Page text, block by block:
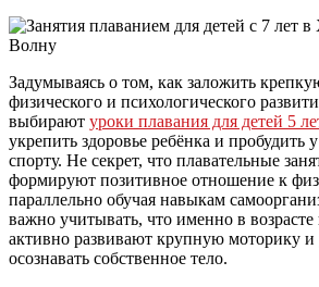
Задумываясь о том, как заложить
физического и психологического
выбирают уроки плавания для детей 5
укрепить здоровье ребёнка и пробудить
спорту. Не секрет, что плавательные
формируют позитивное отношение к
параллельно обучая навыкам
важно учитывать, что именно в
активно развивают крупную моторику и
осознавать собственное тело.